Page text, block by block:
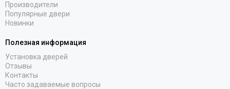
Производители
Популярные двери
Новинки
Полезная информация
Установка дверей
Отзывы
Контакты
Часто задаваемые вопросы